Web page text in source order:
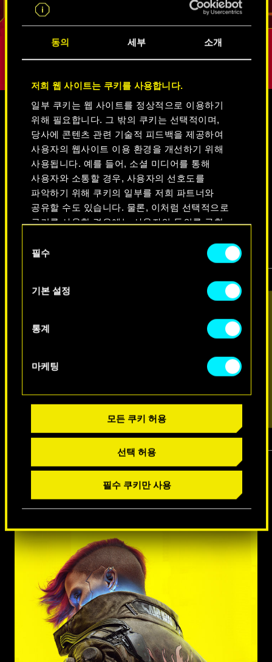
동의 세부 소개
저희 웹 사이트는 쿠키를 사용합니다.
일부 쿠키는 웹 사이트를 정상적으로 이용하기
위해 필요합니다. 그 밖의 쿠키는 선택적이며,
당사에 콘텐츠 관련 기술적 피드백을 제공하여
사용자의 웹사이트 이용 환경을 개선하기 위해
사용됩니다. 예를 들어, 소셜 미디어를 통해
사용자와 소통할 경우, 사용자의 선호도를
파악하기 위해 쿠키의 일부를 저희 파트너와
공유할 수도 있습니다. 물론, 이처럼 선택적으로
쿠키를 사용할 경우에는 사용자의 동의를 구할
쿠키 사용에 관한 세부 사항이나 관련 설정은
아래의 "Settings" 메뉴에서 확인할 수 있습니다.
필수
기본 설정
통계
마케팅
모든 쿠키 허용
선택 허용
필수 쿠키만 사용
미디어
사이버펑크 2077
비디오 스크린샷 콘셉트 아트
1/7